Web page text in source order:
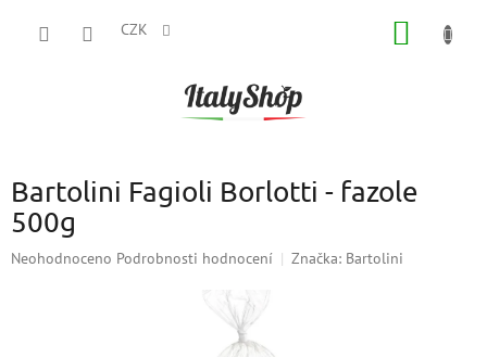
CZK
Bartolini Fagioli Borlotti - fazole
500g
Průměrné
Neohodnoceno Podrobnosti hodnocení Značka: Bartolini